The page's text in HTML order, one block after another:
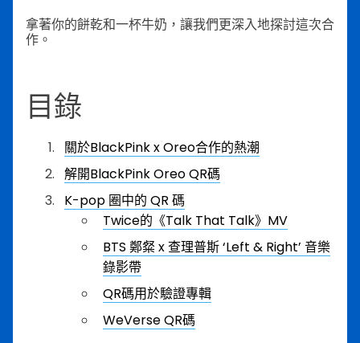
拿著你的餅乾和一杯牛奶，讓我們更深入地探討這次合
作。
目錄
關於BlackPink x Oreo合作的熱潮
解開BlackPink Oreo QR碼
K-pop 圈中的 QR 碼
Twice的《Talk That Talk》MV
BTS 鄭粲 x 查理普斯 ‘Left & Right’ 音樂
錄影帶
QR碼用於驗證專輯
WeVerse QR碼